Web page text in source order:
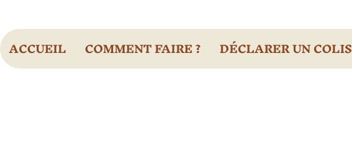
ACCUEIL COMMENT FAIRE ? DÉCLARER UN COLIS